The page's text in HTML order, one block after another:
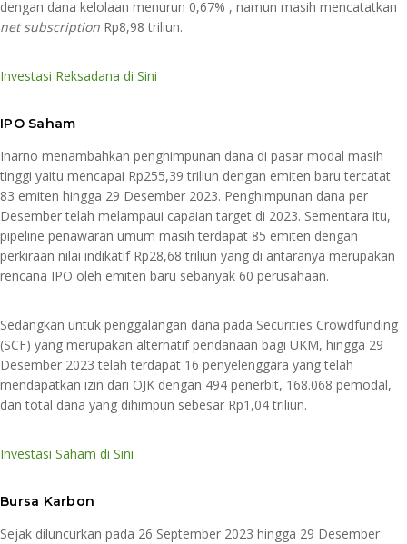
dengan dana kelolaan menurun 0,67% , namun masih mencatatkan
net subscription Rp8,98 triliun.
Investasi Reksadana di Sini
IPO Saham
Inarno menambahkan penghimpunan dana di pasar modal masih
tinggi yaitu mencapai Rp255,39 triliun dengan emiten baru tercatat
83 emiten hingga 29 Desember 2023. Penghimpunan dana per
Desember telah melampaui capaian target di 2023. Sementara itu,
pipeline penawaran umum masih terdapat 85 emiten dengan
perkiraan nilai indikatif Rp28,68 triliun yang di antaranya merupakan
rencana IPO oleh emiten baru sebanyak 60 perusahaan.
Sedangkan untuk penggalangan dana pada Securities Crowdfunding
(SCF) yang merupakan alternatif pendanaan bagi UKM, hingga 29
Desember 2023 telah terdapat 16 penyelenggara yang telah
mendapatkan izin dari OJK dengan 494 penerbit, 168.068 pemodal,
dan total dana yang dihimpun sebesar Rp1,04 triliun.
Investasi Saham di Sini
Bursa Karbon
Sejak diluncurkan pada 26 September 2023 hingga 29 Desember